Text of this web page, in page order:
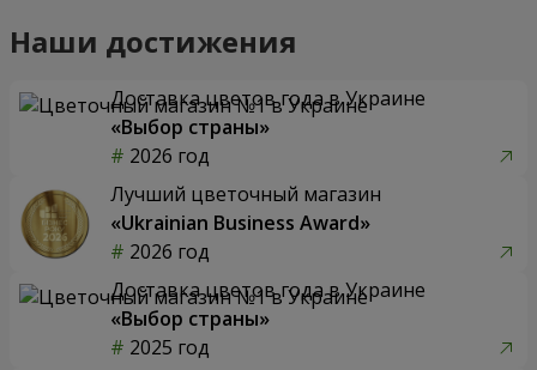
Наши достижения
Доставка цветов года в Украине
«Выбор страны»
2026 год
Лучший цветочный магазин
«Ukrainian Business Award»
2026 год
Доставка цветов года в Украине
«Выбор страны»
2025 год